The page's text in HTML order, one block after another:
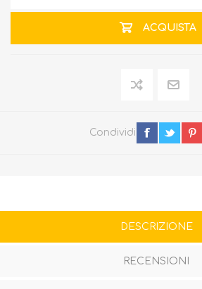
ACQUISTA
Condividi
DESCRIZIONE
RECENSIONI